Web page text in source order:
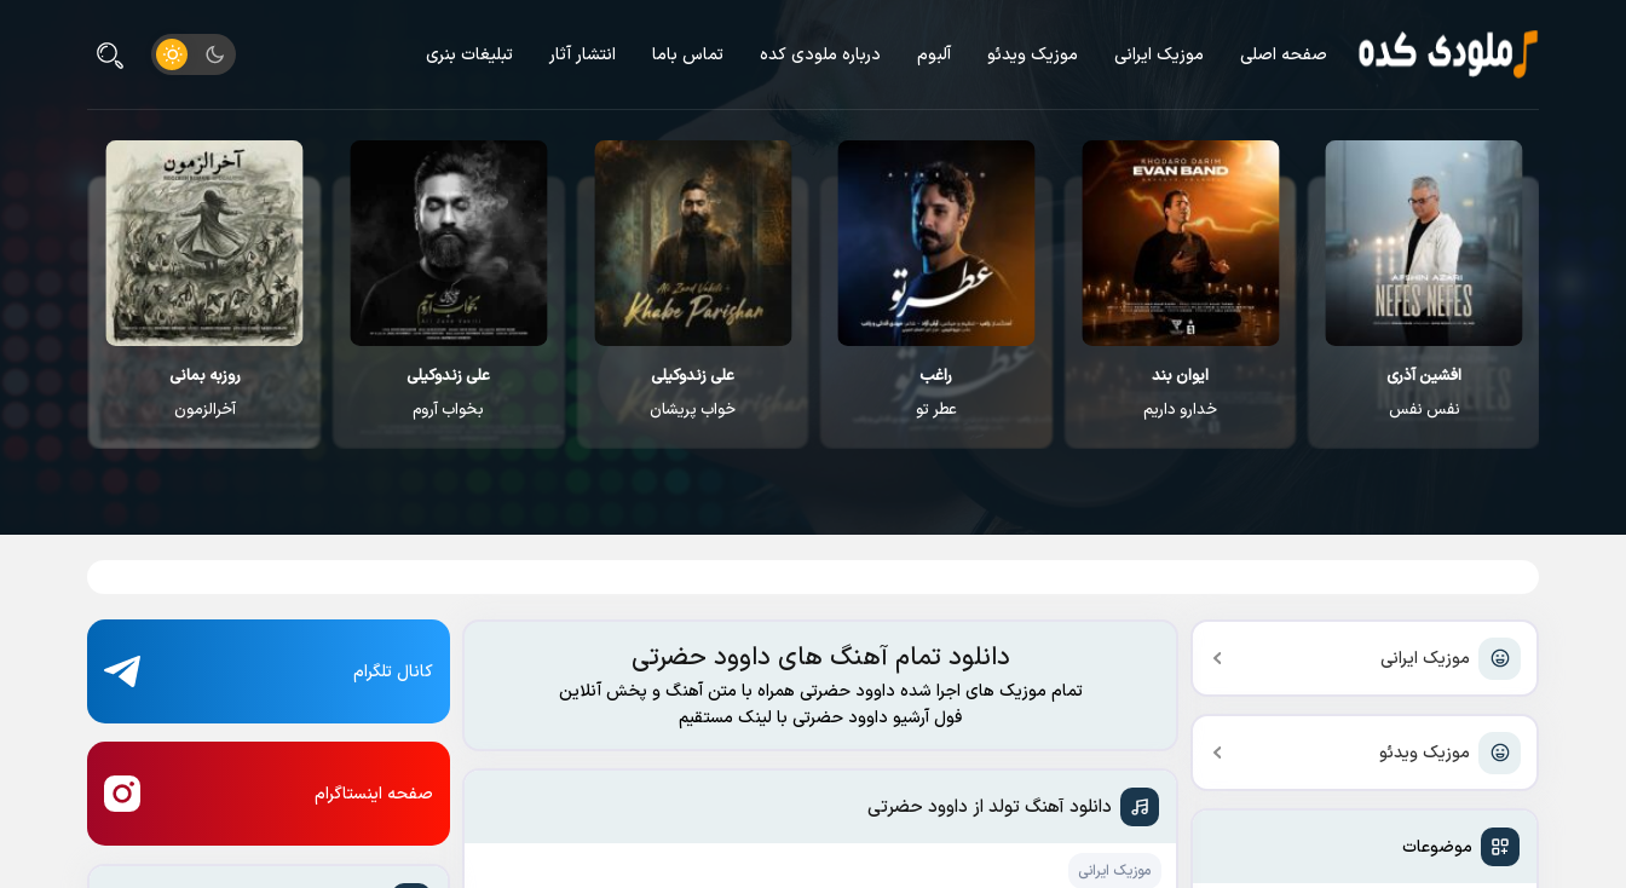
صفحه اصلی موزیک ایرانی موزیک ویدئو آلبوم درباره ملودی کده تماس باما انتشار آثار تبلیغات بنری
افشین آذری
نفس نفس
ایوان بند
خدارو داریم
راغب
عطر تو
علی زندوکیلی
خواب پریشان
علی زندوکیلی
بخواب آروم
روزبه بمانی
آخرالزمون
موزیک ایرانی
موزیک ویدئو
موضوعات
دانلود تمام آهنگ های داوود حضرتی
تمام موزیک های اجرا شده داوود حضرتی همراه با متن آهنگ و پخش آنلاین
فول آرشیو داوود حضرتی با لینک مستقیم
دانلود آهنگ تولد از داوود حضرتی
موزیک ایرانی
کانال تلگرام
صفحه اینستاگرام